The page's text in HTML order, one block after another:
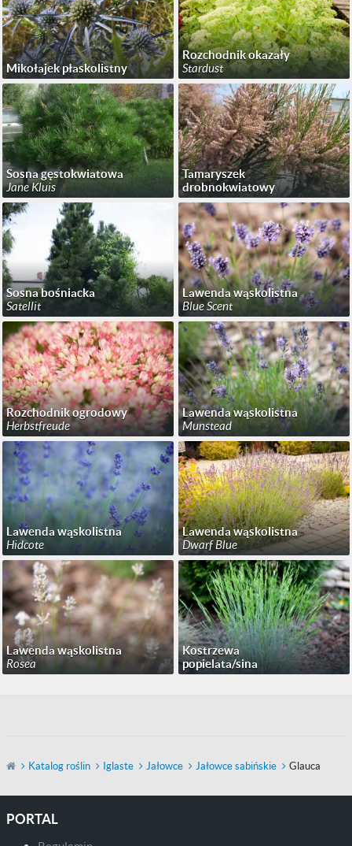
Mikołajek płaskolistny
Rozchodnik okazały
Stardust
Sosna gęstokwiatowa
Jane Kluis
Tamaryszek
drobnokwiatowy
Sosna bośniacka
Satellit
Lawenda wąskolistna
Blue Scent
Rozchodnik ogrodowy
Herbstfreude
Lawenda wąskolistna
Munstead
Lawenda wąskolistna
Hidcote
Lawenda wąskolistna
Dwarf Blue
Lawenda wąskolistna
Rosea
Kostrzewa
popielata/sina
Katalog roślin Iglaste Jałowce Jałowce sabińskie Glauca
PORTAL